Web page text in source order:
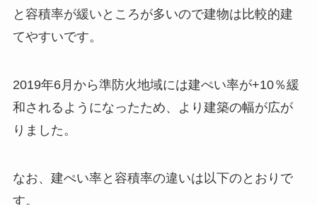
と容積率が緩いところが多いので建物は比較的建
てやすいです。
2019年6月から準防火地域には建ぺい率が+10％緩
和されるようになったため、より建築の幅が広が
りました。
なお、建ぺい率と容積率の違いは以下のとおりで
す。